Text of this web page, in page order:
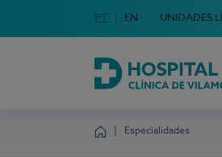
Escolha o seu idioma
Idioma em Português
PT English Language
EN UNIDADES
Hospital da Luz
Especialidades